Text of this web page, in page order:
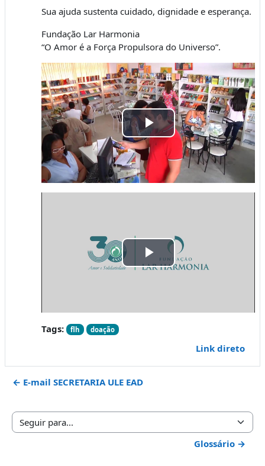
Sua ajuda sustenta cuidado, dignidade e esperança.
Fundação Lar Harmonia
“O Amor é a Força Propulsora do Universo”.
Tocar
Vídeo
Tocar
Tags: flh doação
Link direto
← E-mail SECRETARIA ULE EAD
Seguir para...
Glossário →